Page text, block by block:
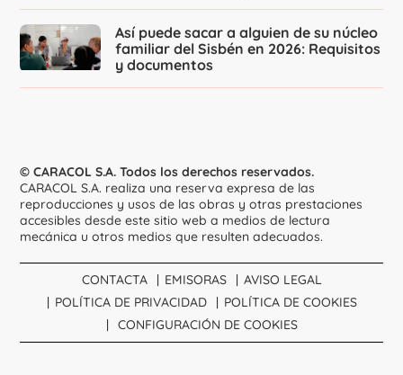
Así puede sacar a alguien de su núcleo
familiar del Sisbén en 2026: Requisitos
y documentos
© CARACOL S.A. Todos los derechos reservados.
CARACOL S.A. realiza una reserva expresa de las
reproducciones y usos de las obras y otras prestaciones
accesibles desde este sitio web a medios de lectura
mecánica u otros medios que resulten adecuados.
CONTACTA EMISORAS
AVISO LEGAL
POLÍTICA DE PRIVACIDAD
POLÍTICA DE COOKIES
CONFIGURACIÓN DE COOKIES